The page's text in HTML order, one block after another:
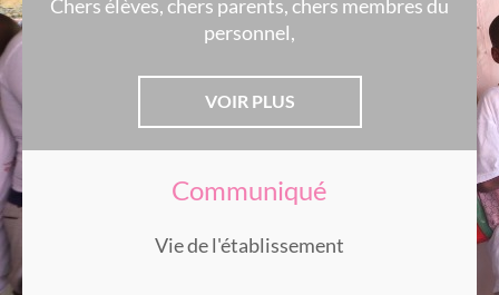
Chers élèves, chers parents, chers membres du
personnel,
VOIR PLUS
Communiqué
Vie de l'établissement